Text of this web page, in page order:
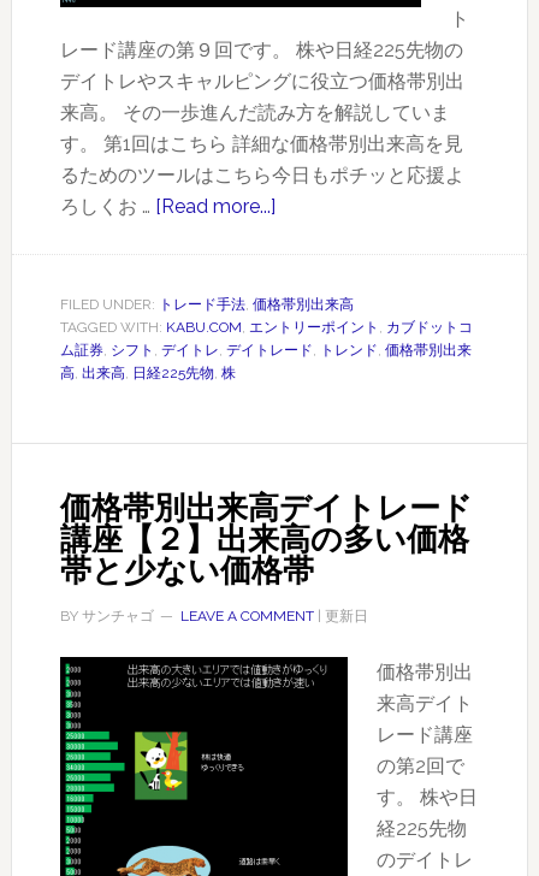
る
こ
と
に
あ
る
ト
レード講座の第９回です。 株や日経225先物の
デイトレやスキャルピングに役立つ価格帯別出
来高。 その一歩進んだ読み方を解説していま
す。 第1回はこちら 詳細な価格帯別出来高を見
るためのツールはこちら今日もポチッと応援よ
ろしくお … [Read more...]
帯
別
出
イ
ト
レ
ー
ド
座
多
FILED UNDER: トレード手法, 価格帯別出来高
TAGGED WITH: KABU.COM, エントリーポイント , カブドットコ
ム証券, シフト , デイトレ, デイトレード, トレンド, 価格帯別出来
高, 出来高, 日経225先物, 株
価格帯別出来高デイトレード
講座【２】出来高の多い価格
帯と少ない価格帯
BY サンチャゴ LEAVE A COMMENT| 更新日
価格帯別出
来高デイト
レード講座
の第2回で
す。 株や日
経225先物
のデイトレ